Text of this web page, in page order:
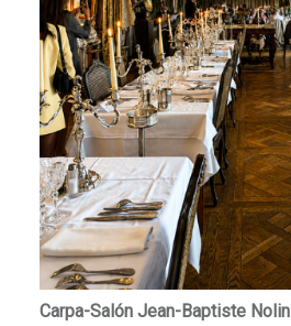
Carpa-Salón Jean-Baptiste Nolin